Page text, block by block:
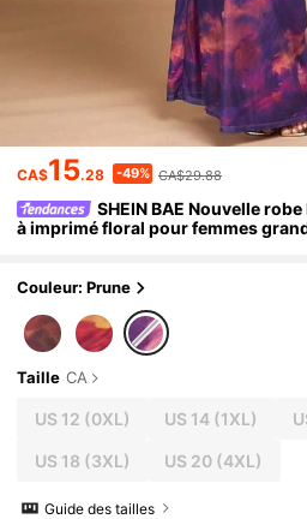
CA$15.28 -49% CA$29.88
SHEIN BAE Nouvelle
à imprimé floral pour femmes
Couleur: Prune
Taille CA
US 12 (0XL) US 14 (1XL)
US 18 (3XL) US 20 (4XL)
Guide des tailles